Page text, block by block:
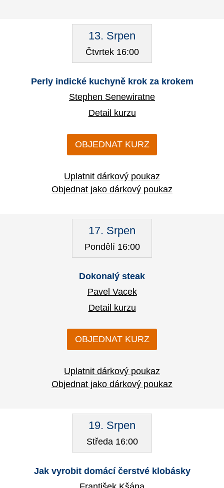
13. Srpen
Čtvrtek 16:00
Perly indické kuchyně krok za krokem
Stephen Senewiratne
Detail kurzu
OBJEDNAT KURZ
Uplatnit dárkový poukaz
Objednat jako dárkový poukaz
17. Srpen
Pondělí 16:00
Dokonalý steak
Pavel Vacek
Detail kurzu
OBJEDNAT KURZ
Uplatnit dárkový poukaz
Objednat jako dárkový poukaz
19. Srpen
Středa 16:00
Jak vyrobit domácí čerstvé klobásky